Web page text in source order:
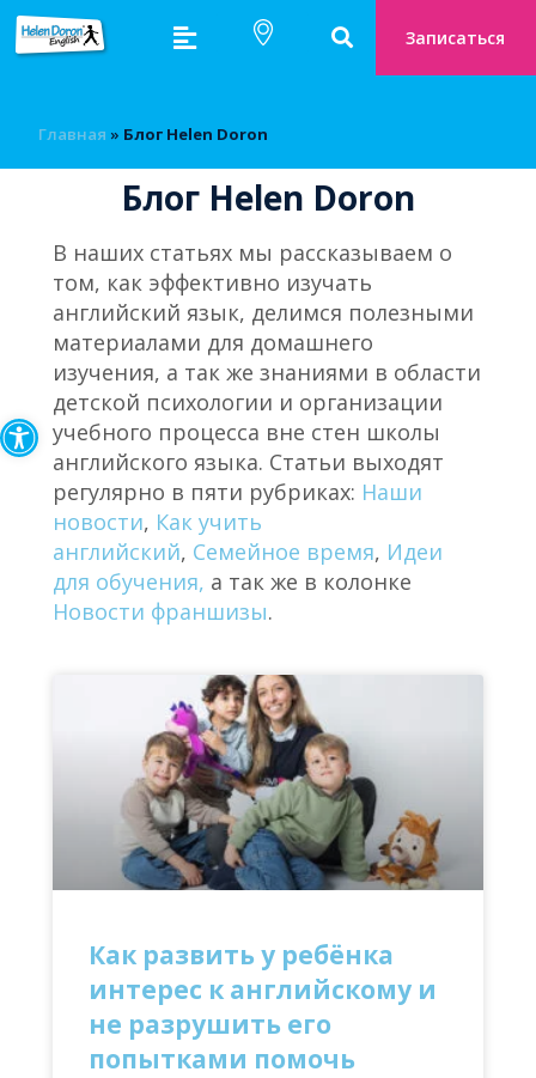
Открыть панель
Записаться
Главная » Блог Helen Doron
Блог Helen Doron
В наших статьях мы рассказываем о
том, как эффективно изучать
английский язык, делимся полезными
материалами для домашнего
изучения, а так же знаниями в области
детской психологии и организации
учебного процесса вне стен школы
английского языка. Статьи выходят
регулярно в пяти рубриках: Наши
новости, Как учить
английский, Семейное время, Идеи
для обучения, а так же в колонке
Новости франшизы.
Как развить у ребёнка
интерес к английскому и
не разрушить его
попытками помочь